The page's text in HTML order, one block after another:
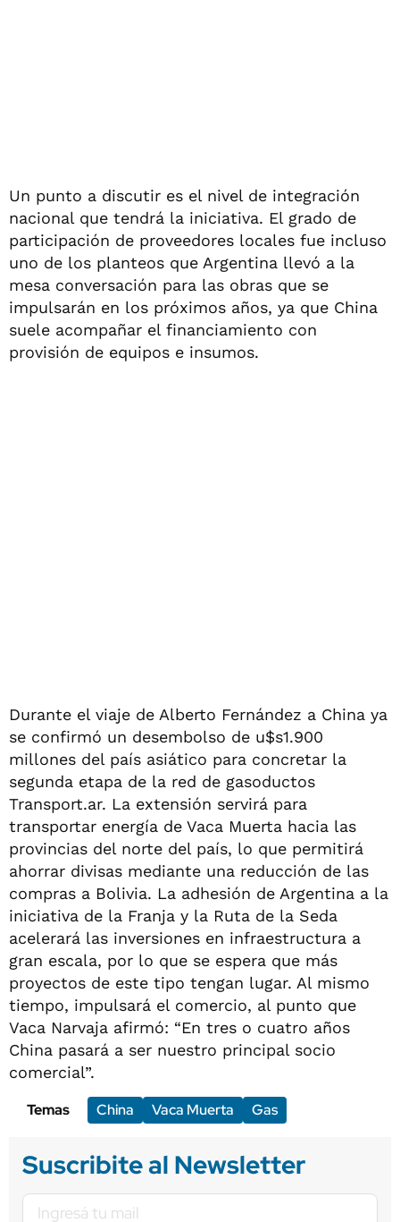
Un punto a discutir es el nivel de integración
nacional que tendrá la iniciativa. El grado de
participación de proveedores locales fue incluso
uno de los planteos que Argentina llevó a la
mesa conversación para las obras que se
impulsarán en los próximos años, ya que China
suele acompañar el financiamiento con
provisión de equipos e insumos.
Durante el viaje de Alberto Fernández a China ya
se confirmó un desembolso de u$s1.900
millones del país asiático para concretar la
segunda etapa de la red de gasoductos
Transport.ar. La extensión servirá para
transportar energía de Vaca Muerta hacia las
provincias del norte del país, lo que permitirá
ahorrar divisas mediante una reducción de las
compras a Bolivia. La adhesión de Argentina a la
iniciativa de la Franja y la Ruta de la Seda
acelerará las inversiones en infraestructura a
gran escala, por lo que se espera que más
proyectos de este tipo tengan lugar. Al mismo
tiempo, impulsará el comercio, al punto que
Vaca Narvaja afirmó: “En tres o cuatro años
China pasará a ser nuestro principal socio
comercial”.
Temas
China Vaca Muerta Gas
Suscribite al Newsletter